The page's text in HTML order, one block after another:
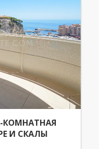
КОМНАТНАЯ
И СКАЛЫ